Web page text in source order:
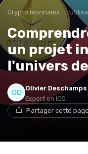
Crypto monnaies
un projet
l'univers
Olivier Deschamps
Expert en ICO
Partager cette page